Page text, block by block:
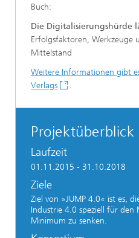
Buch:
Die Digitalisierungshürde
Erfolgsfaktoren, Werkzeuge
Mittelstand
Weitere Informationen gibt
Verlags
.
Projektüberblick
Laufzeit
01.11.2015 - 31.10.2018
Ziele
Ziel von »JUMP 4.0« ist es,
Industrie 4.0 speziell für den
Minimum zu senken.